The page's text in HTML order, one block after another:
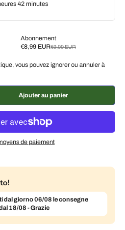
42 minutes
Abonnement
€8,99 EUR€9,99 EUR
10 % de réduction
7 % de réduction
€9,29 EUR
de réduction
vous pouvez ignorer ou annuler à
Ajouter au panier
de paiement
dal giorno 06/08 le consegne
18/08 - Grazie